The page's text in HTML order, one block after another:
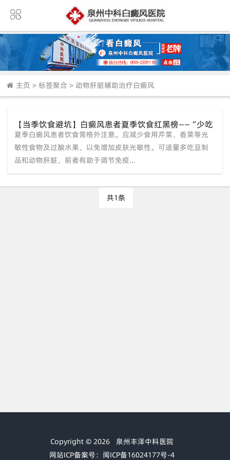
主页 > 标签聚合 > 动物肝脏辅助治疗白癜风
【当季饮食避坑】白癜风患者夏季饮食红黑榜——“少吃
芹菜、香菜等光敏食物，多吃豆制品和动物肝脏”。
夏季白癜风患者饮食需格外注意。应减少食用芹菜、香菜等光
敏性食物及过酸水果，以免增加皮肤光敏性。可适量多吃豆制
品和动物肝脏，前者有助于调节免疫...
共1条
Copyright © 2026 泉州丰泽中科医院
网站ICP备案号：闽ICP备16024177号-4